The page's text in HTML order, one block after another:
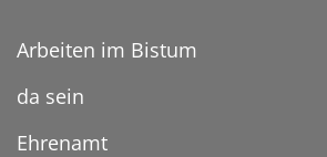
Arbeiten im Bistum
da sein
Ehrenamt